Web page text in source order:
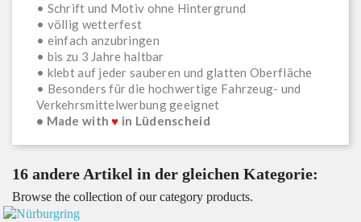
• Schrift und Motiv ohne Hintergrund
• völlig wetterfest
• einfach anzubringen
• bis zu 3 Jahre haltbar
• klebt auf jeder sauberen und glatten Oberfläche
• Besonders für die hochwertige Fahrzeug- und
Verkehrsmittelwerbung geeignet
• Made with♥ in Lüdenscheid
16 andere Artikel in der gleichen Kategorie:
Browse the collection of our category products.